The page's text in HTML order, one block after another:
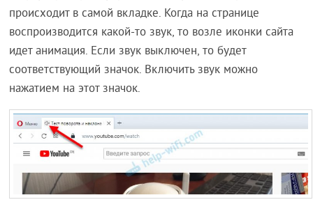
происходит в самой вкладке. Когда на странице
воспроизводится какой-то звук, то возле иконки сайта
идет анимация. Если звук выключен, то будет
соответствующий значок. Включить звук можно
нажатием на этот значок.